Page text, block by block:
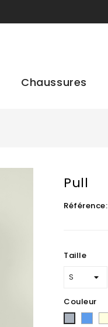
Chaussures
Pull
Référence:
Taille
Couleur
Gris